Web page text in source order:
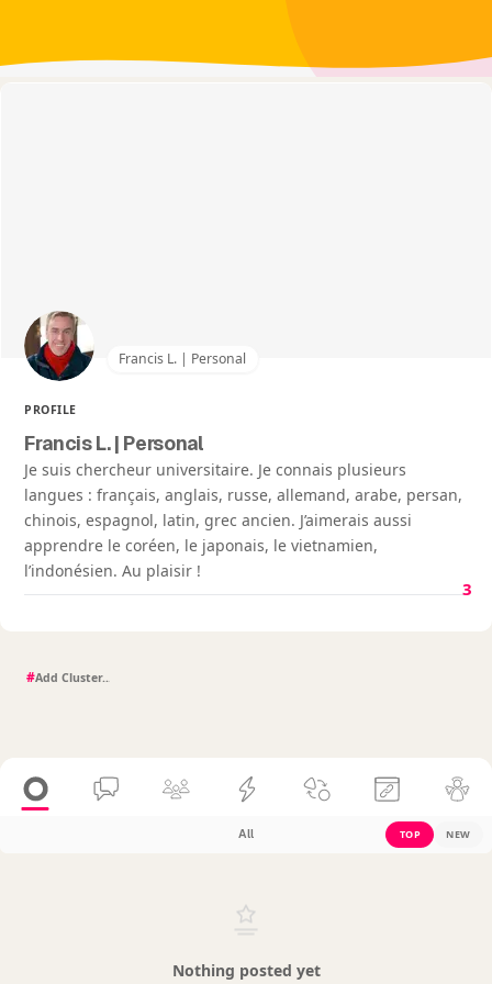
Francis L. | Personal
PROFILE
Francis L. | Personal
Je suis chercheur universitaire. Je connais plusieurs
langues : français, anglais, russe, allemand, arabe, persan,
chinois, espagnol, latin, grec ancien. J’aimerais aussi
apprendre le coréen, le japonais, le vietnamien,
l’indonésien. Au plaisir !
3
#
All TOP NEW
Nothing posted yet